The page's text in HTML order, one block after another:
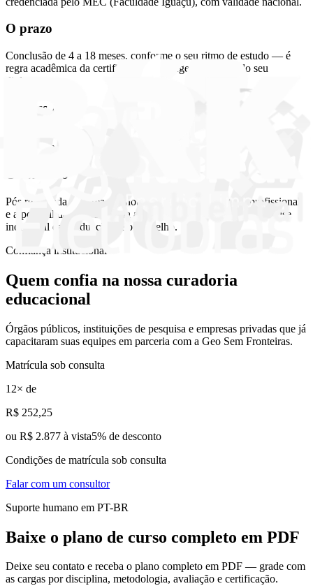
O prazo
Conclusão de 4 a 18 meses, conforme o seu ritmo de estudo — é
regra acadêmica da certificação, e protege a validade do seu
diploma.
O acesso
máximo do curso.
O conselho
Pós registrada no Crea. A anotação do título na carteira profissional
e a possibilidade de segunda atribuição ocorrem mediante análise
individual da graduação pelo conselho.
Confiança institucional
Quem confia na nossa curadoria
educacional
Órgãos públicos, instituições de pesquisa e empresas privadas que já
capacitaram suas equipes em parceria com a Geo Sem Fronteiras.
Matrícula sob consulta
12× de
R$ 252,25
ou R$ 2.877 à vista5% de desconto
Condições de matrícula sob consulta
Falar com um consultor
Suporte humano em PT-BR
Baixe o plano de curso completo em PDF
Deixe seu contato e receba o plano completo em PDF — grade com
as cargas por disciplina, metodologia, avaliação e certificação.